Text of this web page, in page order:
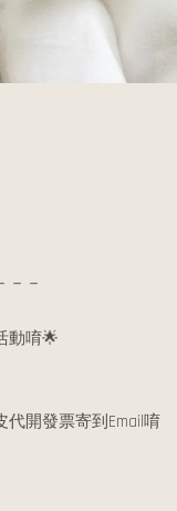
－－
動唷🌟
開發票寄到Email唷